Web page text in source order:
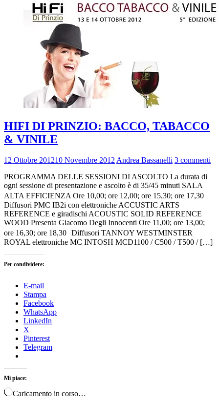
HIFI DI PRINZIO: BACCO, TABACCO
& VINILE
12 Ottobre 201210 Novembre 2012 Andrea Bassanelli 3 commenti
PROGRAMMA DELLE SESSIONI DI ASCOLTO La durata di
ogni sessione di presentazione e ascolto è di 35/45 minuti SALA
ALTA EFFICIENZA Ore 10,00; ore 12,00; ore 15,30; ore 17,30
Diffusori PMC IB2i con elettroniche ACCUSTIC ARTS
REFERENCE e giradischi ACOUSTIC SOLID REFERENCE
WOOD Presenta Giacomo Degli Innocenti Ore 11,00; ore 13,00;
ore 16,30; ore 18,30 Diffusori TANNOY WESTMINSTER
ROYAL elettroniche MC INTOSH MCD1100 / C500 / T500 / […]
Per condividere:
E-mail
Stampa
Facebook
WhatsApp
LinkedIn
X
Pinterest
Telegram
Mi piace:
Caricamento in corso…